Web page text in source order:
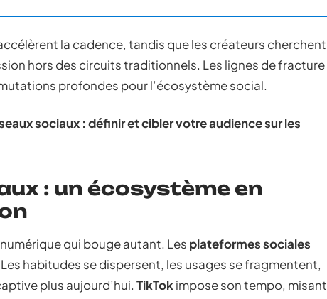
la cadence, tandis que les créateurs cherchent
hors des circuits traditionnels. Les lignes de fracture
profondes pour l’écosystème social.
sociaux : définir et cibler votre audience sur les
: un écosystème en
qui bouge autant. Les plateformes sociales
habitudes se dispersent, les usages se fragmentent,
plus aujourd’hui. TikTok impose son tempo, misant